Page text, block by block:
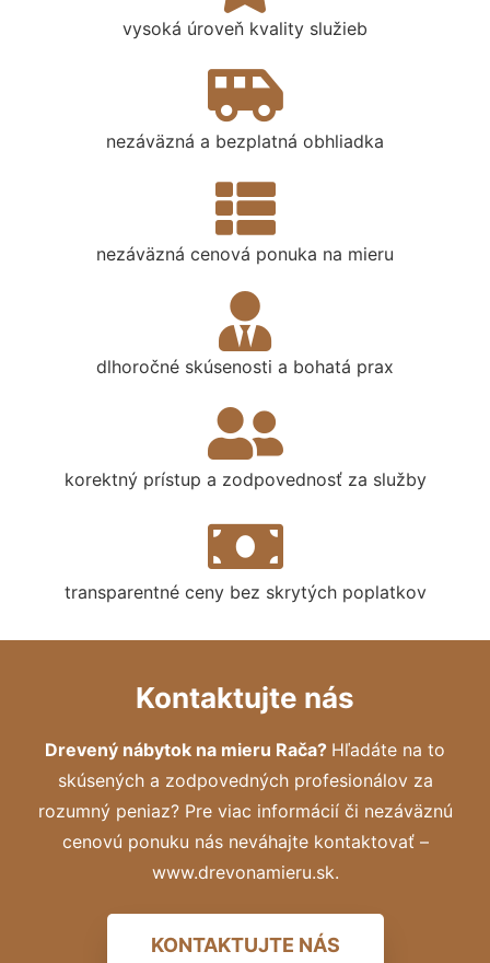
vysoká úroveň kvality služieb
nezáväzná a bezplatná obhliadka
nezáväzná cenová ponuka na mieru
dlhoročné skúsenosti a bohatá prax
korektný prístup a zodpovednosť za služby
transparentné ceny bez skrytých poplatkov
Kontaktujte nás
Drevený nábytok na mieru Rača? Hľadáte na to
skúsených a zodpovedných profesionálov za
rozumný peniaz? Pre viac informácií či nezáväznú
cenovú ponuku nás neváhajte kontaktovať –
www.drevonamieru.sk.
KONTAKTUJTE NÁS